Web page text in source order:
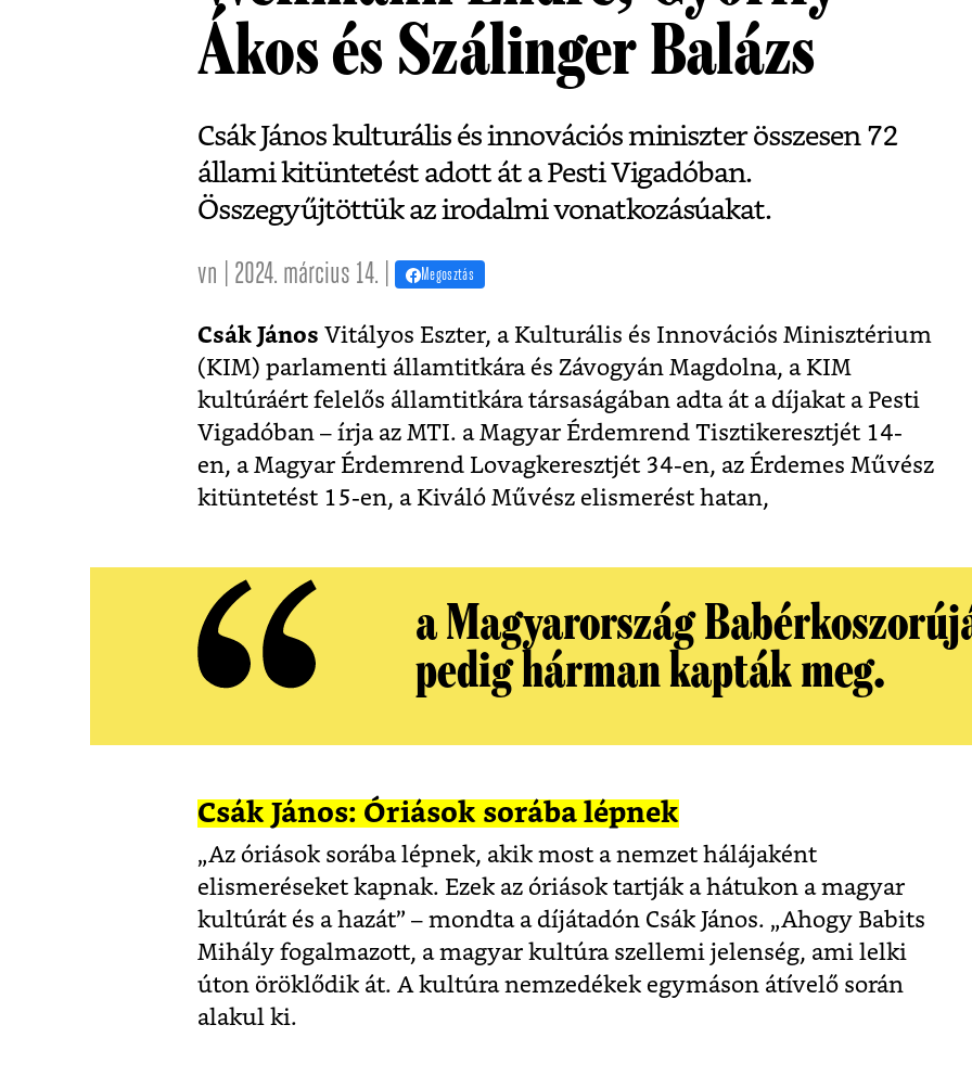
Ákos és Szálinger Balázs
Csák János kulturális és innovációs miniszter összesen 72
állami kitüntetést adott át a Pesti Vigadóban.
Összegyűjtöttük az irodalmi vonatkozásúakat.
vn | 2024. március 14. | Megosztás
Csák János Vitályos Eszter, a Kulturális és Innovációs Minisztérium
(KIM) parlamenti államtitkára és Závogyán Magdolna, a KIM
kultúráért felelős államtitkára társaságában adta át a díjakat a Pesti
Vigadóban – írja az MTI. a Magyar Érdemrend Tisztikeresztjét 14-
en, a Magyar Érdemrend Lovagkeresztjét 34-en, az Érdemes Művész
kitüntetést 15-en, a Kiváló Művész elismerést hatan,
a Magyarország
pedig hárman kapták meg.
Csák János: Óriások sorába lépnek
„Az óriások sorába lépnek, akik most a nemzet hálájaként
elismeréseket kapnak. Ezek az óriások tartják a hátukon a magyar
kultúrát és a hazát” – mondta a díjátadón Csák János. „Ahogy Babits
Mihály fogalmazott, a magyar kultúra szellemi jelenség, ami lelki
úton öröklődik át. A kultúra nemzedékek egymáson átívelő során
alakul ki.